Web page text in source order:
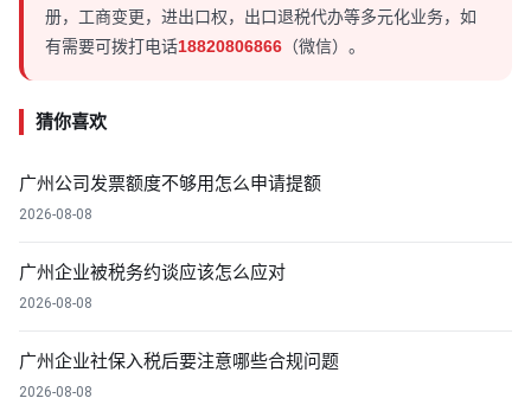
册，工商变更，进出口权，出口退税代办等多元化业务，如
有需要可拨打电话18820806866 （微信）。
猜你喜欢
广州公司发票额度不够用怎么申请提额
2026-08-08
广州企业被税务约谈应该怎么应对
2026-08-08
广州企业社保入税后要注意哪些合规问题
2026-08-08